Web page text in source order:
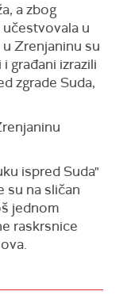
a zbog
u
Zrenjaninu su
građani izrazili
zgrade Suda,
ispred Suda"
su na sličan
jednom
raskrsnice